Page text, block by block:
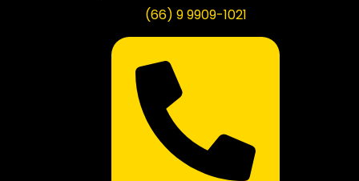
(66) 9 9909-1021